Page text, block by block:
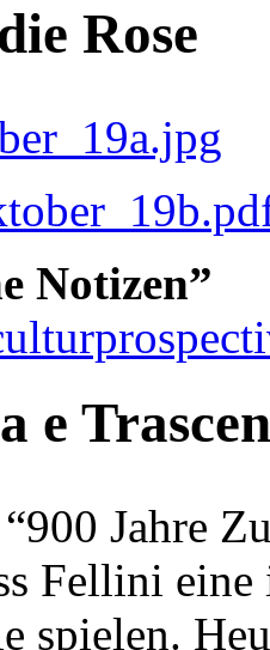
Rose
Notizen”
e
Jahre
Fellini
spielen.